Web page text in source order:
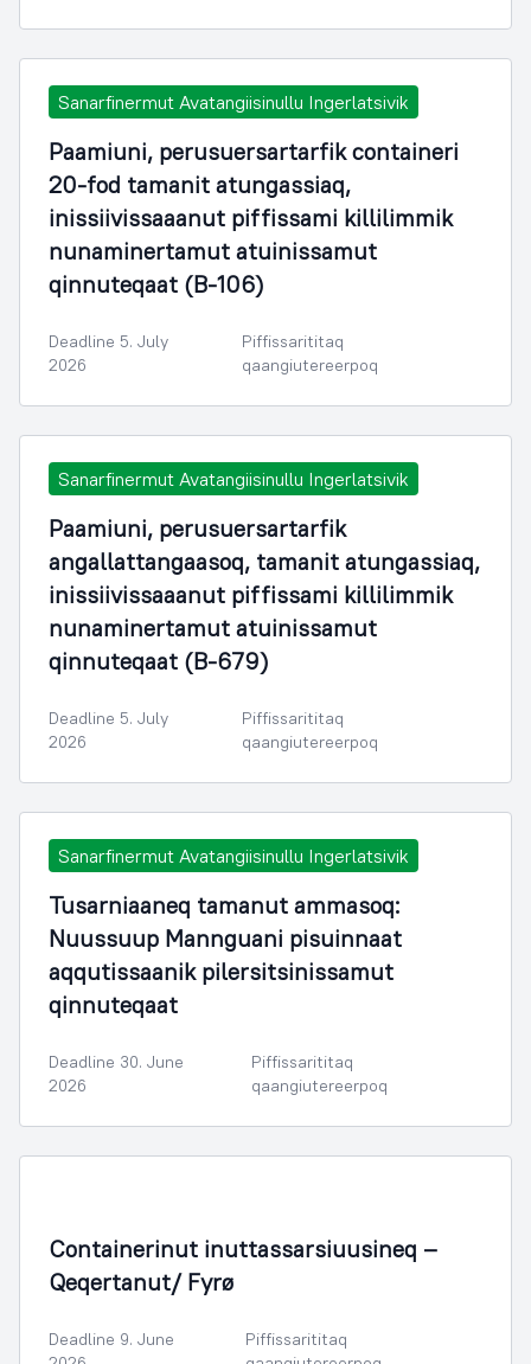
Sanarfinermut Avatangiisinullu Ingerlatsivik
Paamiuni, perusuersartarfik containeri
20-fod tamanit atungassiaq,
inissiivissaaanut piffissami killilimmik
nunaminertamut atuinissamut
qinnuteqaat (B-106)
Deadline 5. July
2026
Piffissarititaq
qaangiutereerpoq
Sanarfinermut Avatangiisinullu Ingerlatsivik
Paamiuni, perusuersartarfik
angallattangaasoq, tamanit atungassiaq,
inissiivissaaanut piffissami killilimmik
nunaminertamut atuinissamut
qinnuteqaat (B-679)
Deadline 5. July
2026
Piffissarititaq
qaangiutereerpoq
Sanarfinermut Avatangiisinullu Ingerlatsivik
Tusarniaaneq tamanut ammasoq:
Nuussuup Mannguani pisuinnaat
aqqutissaanik pilersitsinissamut
qinnuteqaat
Deadline 30. June
2026
Piffissarititaq
qaangiutereerpoq
Containerinut inuttassarsiuusineq –
Qeqertanut/ Fyrø
Deadline 9. June
Piffissarititaq